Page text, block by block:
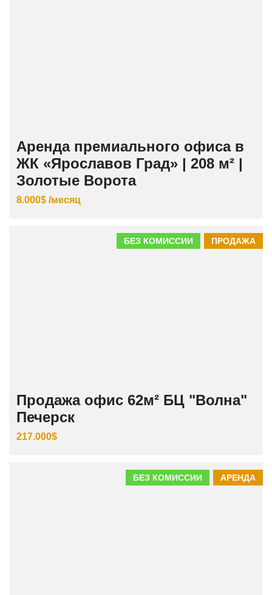
Аренда премиального офиса в
ЖК «Ярославов Град» | 208 м² |
Золотые Ворота
8.000$ /месяц
ПРОДАЖА
БЕЗ КОМИССИИ
Продажа офис 62м² БЦ "Волна"
Печерск
217.000$
АРЕНДА
БЕЗ КОМИССИИ